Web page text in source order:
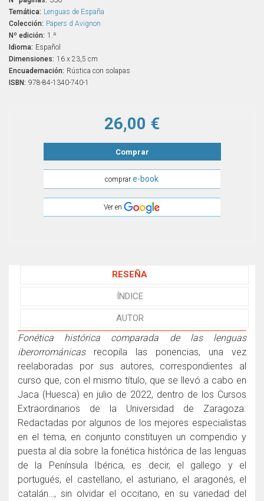
Temática: Lenguas de España
Colección: Papers d Avignon
Nº edición: 1.ª
Idioma: Español
Dimensiones: 16 x 23,5 cm
Encuadernación: Rústica con solapas
ISBN: 978-84-1340-740-1
26,00 €
Comprar
comprare-book
Ver en
RESEÑA
ÍNDICE
AUTOR
Fonética histórica comparada de las lenguas
iberorrománicasrecopila las ponencias, una vez
reelaboradas por sus autores, correspondientes al
curso que, con el mismo título, que se llevó a cabo en
Jaca (Huesca) en julio de 2022, dentro de los Cursos
Extraordinarios de la Universidad de Zaragoza.
Redactadas por algunos de los mejores especialistas
en el tema, en conjunto constituyen un compendio y
puesta al día sobre la fonética histórica de las lenguas
de la Península Ibérica, es decir, el gallego y el
portugués, el castellano, el asturiano, el aragonés, el
catalán…, sin olvidar el occitano, en su variedad del